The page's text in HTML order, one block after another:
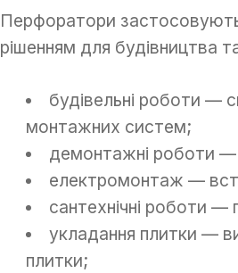
Перфоратори
рішенням для будівництва
будівельні роботи —
монтажних систем;
демонтажні роботи —
електромонтаж —
сантехнічні роботи —
укладання плитки —
плитки;